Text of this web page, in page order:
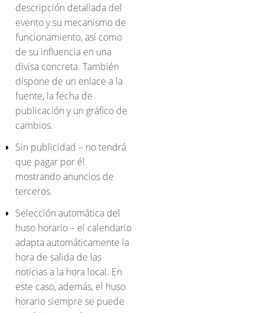
descripción detallada del
evento y su mecanismo de
funcionamiento, así como
de su influencia en una
divisa concreta. También
dispone de un enlace a la
fuente, la fecha de
publicación y un gráfico de
cambios.
Sin publicidad – no tendrá
que pagar por él
mostrando anuncios de
terceros.
Selección automática del
huso horario – el calendario
adapta automáticamente la
hora de salida de las
noticias a la hora local. En
este caso, además, el huso
horario siempre se puede